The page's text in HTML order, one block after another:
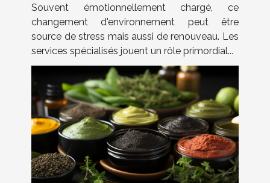
Souvent émotionnellement chargé, ce
changement d'environnement peut être
source de stress mais aussi de renouveau. Les
services spécialisés jouent un rôle primordial...